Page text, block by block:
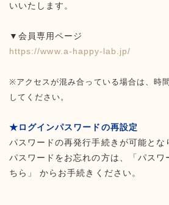
いいたします。
▼会員専用ページ
https://www.a-happy-lab.jp/
※アクセスが混み合っている場合は、時
してください。
★ログインパスワードの再設定
パスワードの再発行手続きが可能とな
パスワードをお忘れの方は、「パスワ
ちら」 からお手続きください。